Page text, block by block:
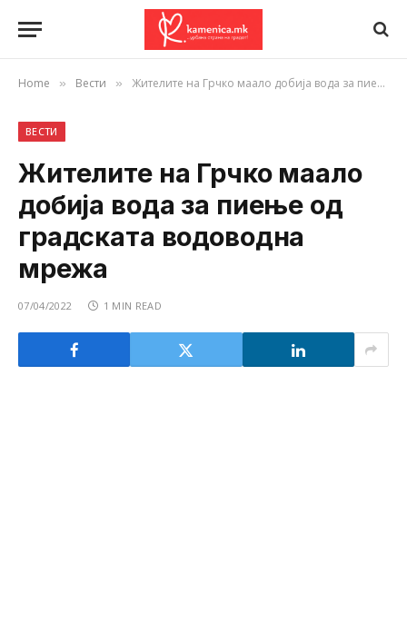
Home » Вести » Жителите на Грчко маало добија вода за пиење од градската водоводна мрежа
ВЕСТИ
Жителите на Грчко маало
добија вода за пиење од
градската водоводна
мрежа
07/04/2022 1 MIN READ